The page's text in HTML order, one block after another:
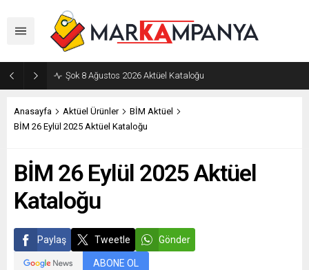
Şok 8 Ağustos 2026 Aktüel Kataloğu
Anasayfa Aktüel Ürünler
BİM Aktüel
BİM 26 Eylül 2025 Aktüel Kataloğu
BİM 26 Eylül 2025 Aktüel
Kataloğu
Paylaş Tweetle Gönder
ABONE OL